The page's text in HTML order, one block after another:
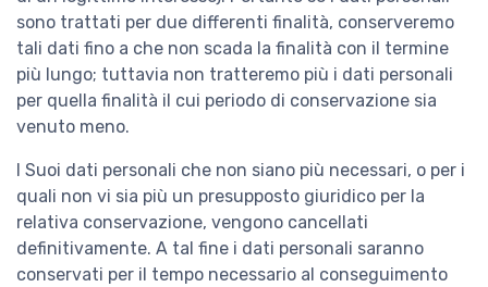
sono trattati per due differenti finalità, conserveremo
tali dati fino a che non scada la finalità con il termine
più lungo; tuttavia non tratteremo più i dati personali
per quella finalità il cui periodo di conservazione sia
venuto meno.
I Suoi dati personali che non siano più necessari, o per i
quali non vi sia più un presupposto giuridico per la
relativa conservazione, vengono cancellati
definitivamente. A tal fine i dati personali saranno
conservati per il tempo necessario al conseguimento